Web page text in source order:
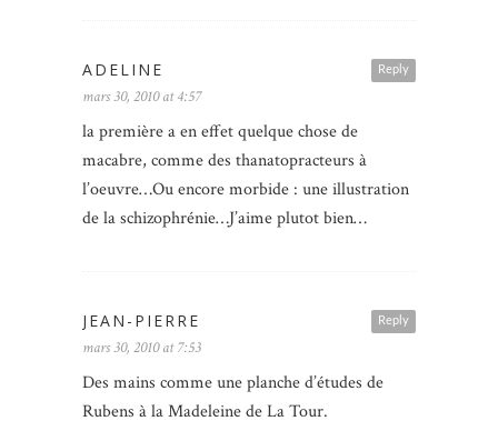
Reply
ADELINE
mars 30, 2010 at 4:57
la première a en effet quelque chose de
macabre, comme des thanatopracteurs à
l’oeuvre…Ou encore morbide : une illustration
de la schizophrénie…J’aime plutot bien…
Reply
JEAN-PIERRE
mars 30, 2010 at 7:53
Des mains comme une planche d’études de
Rubens à la Madeleine de La Tour.